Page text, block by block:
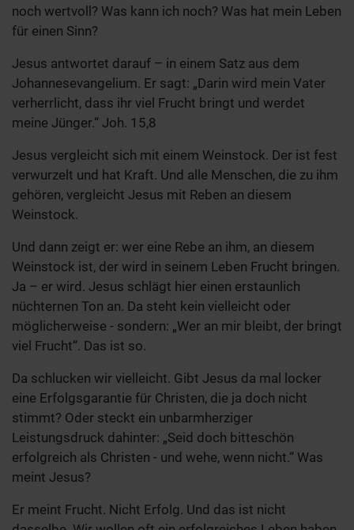
noch wertvoll? Was kann ich noch? Was hat mein Leben
für einen Sinn?
Jesus antwortet darauf – in einem Satz aus dem
Johannesevangelium. Er sagt: „Darin wird mein Vater
verherrlicht, dass ihr viel Frucht bringt und werdet
meine Jünger.“ Joh. 15,8
Jesus vergleicht sich mit einem Weinstock. Der ist fest
verwurzelt und hat Kraft. Und alle Menschen, die zu ihm
gehören, vergleicht Jesus mit Reben an diesem
Weinstock.
Und dann zeigt er: wer eine Rebe an ihm, an diesem
Weinstock ist, der wird in seinem Leben Frucht bringen.
Ja – er wird. Jesus schlägt hier einen erstaunlich
nüchternen Ton an. Da steht kein vielleicht oder
möglicherweise - sondern: „Wer an mir bleibt, der bringt
viel Frucht“. Das ist so.
Da schlucken wir vielleicht. Gibt Jesus da mal locker
eine Erfolgsgarantie für Christen, die ja doch nicht
stimmt? Oder steckt ein unbarmherziger
Leistungsdruck dahinter: „Seid doch bitteschön
erfolgreich als Christen - und wehe, wenn nicht.“ Was
meint Jesus?
Er meint Frucht. Nicht Erfolg. Und das ist nicht